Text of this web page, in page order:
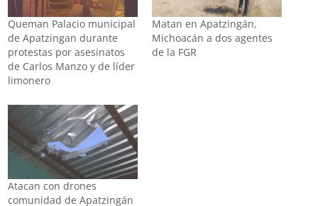
Queman Palacio municipal
de Apatzingan durante
protestas por asesinatos
de Carlos Manzo y de líder
limonero
Matan en Apatzingán,
Michoacán a dos agentes
de la FGR
Atacan con drones
comunidad de Apatzingán